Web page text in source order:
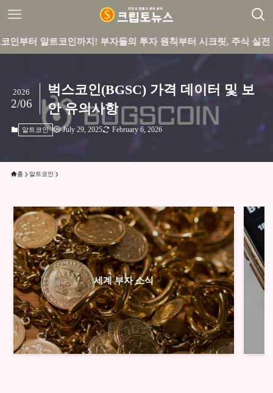
코인까지! 부자들의 투자 원칙부터 시크릿, 주식 실전 꿀팁까지
벅스코인(BGSC) 가격 데이터 및 보
안 유의사항
2026
2/06
알트코인 July 29, 2025 February 6, 2026
홈 알트코인
세계 부자 소식